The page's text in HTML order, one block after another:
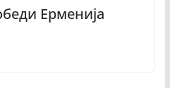
Ерменија